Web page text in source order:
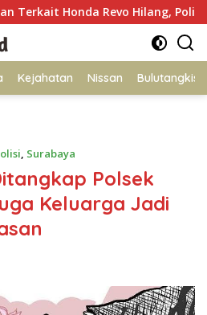
Hilang, Polisi Bantah Isu
Kejahatan Nissan Bulutangkis
, Surabaya
Polsek
Keluarga Jadi